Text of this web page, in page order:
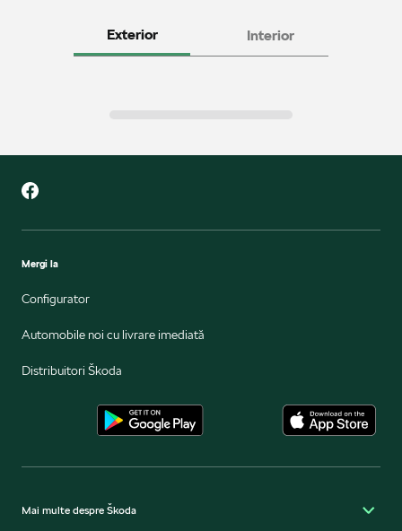
Exterior Interior
Mergi la
Configurator
Automobile noi cu livrare imediată
Distribuitori Škoda
Mai multe despre Škoda